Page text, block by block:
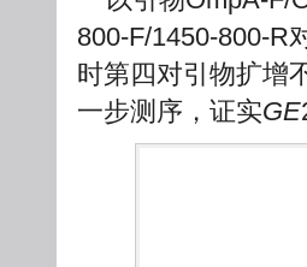
800-F/1450-800-R
时第四对引物扩增
一步测序，证实GE